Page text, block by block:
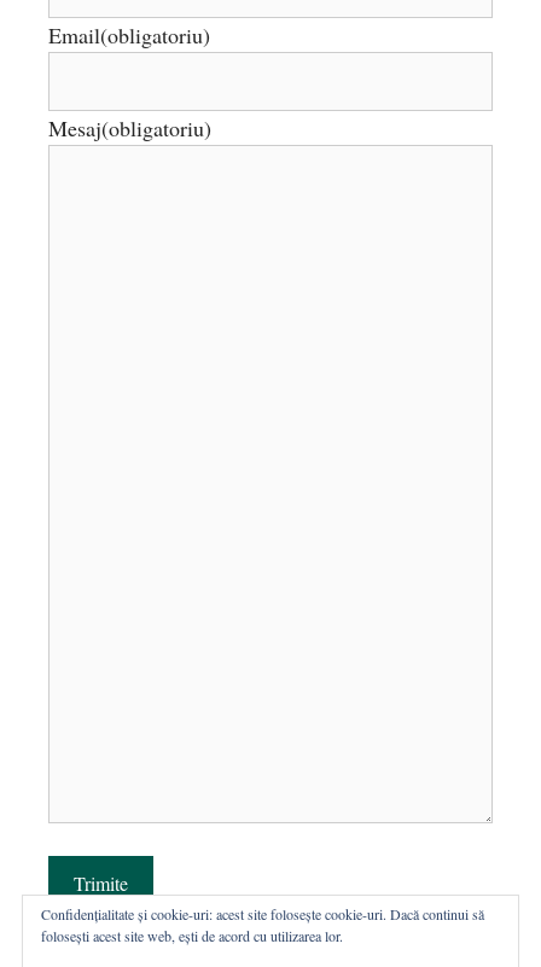
Email(obligatoriu)
Mesaj(obligatoriu)
Trimite
Confidențialitate și cookie-uri: acest site folosește cookie-uri. Dacă continui să
folosești acest site web, ești de acord cu utilizarea lor.